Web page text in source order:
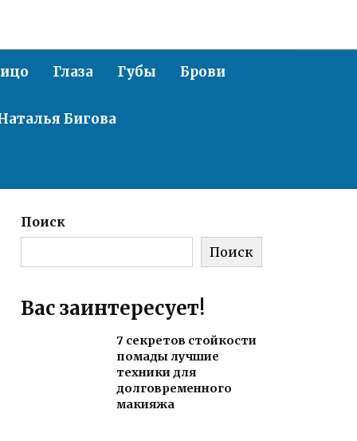
Глаза Губы Брови
Бигова
Поиск
Поиск
Вас заинтересует!
7 секретов стойкости
помады лучшие
техники для
долговременного
макияжа